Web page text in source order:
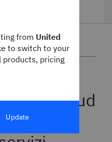
from United
to switch to your
products, pricing
Update